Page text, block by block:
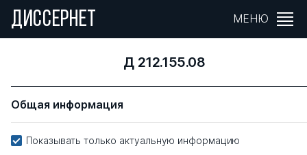
ДИССЕРНЕТ МЕНЮ
Д 212.155.08
Общая информация
Показывать только актуальную информацию